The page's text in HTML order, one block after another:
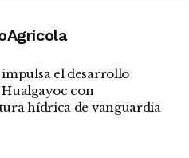
impulsa el desarrollo
con
hídrica de vanguardia